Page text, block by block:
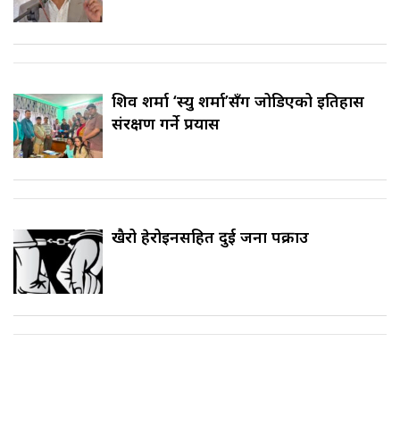
शिव शर्मा ‘स्यु शर्मा’सँग जोडिएको इतिहास
संरक्षण गर्ने प्रयास
खैरो हेरोइनसहित दुई जना पक्राउ